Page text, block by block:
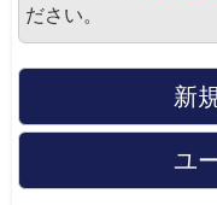
ださい。
新
ユ